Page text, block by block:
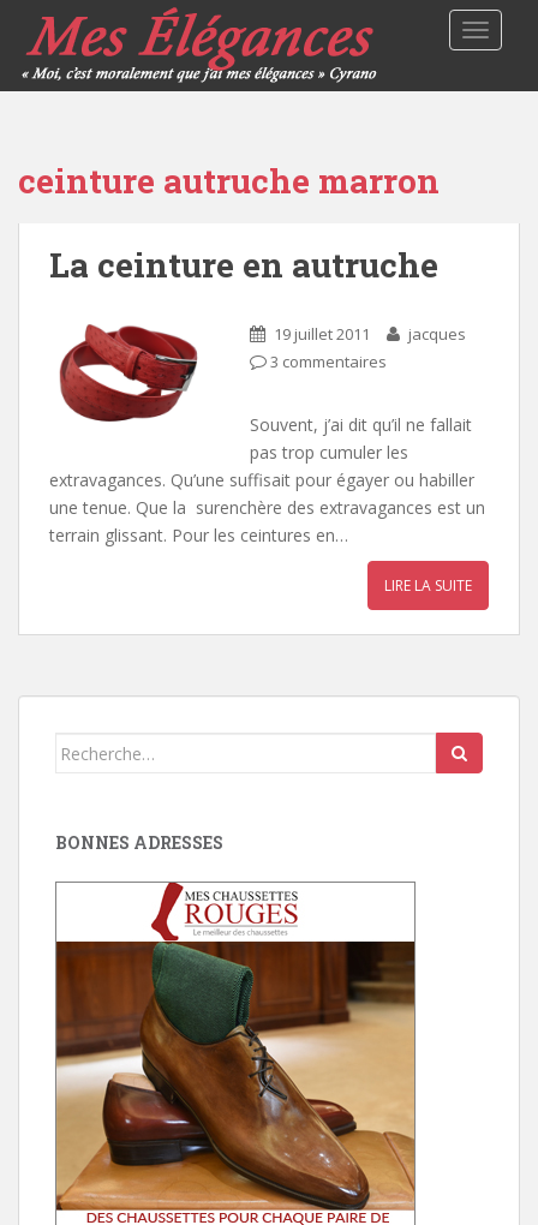
ceinture autruche marron
La ceinture en autruche
19 juillet 2011
jacques
3 commentaires
Souvent, j’ai dit qu’il ne fallait
pas trop cumuler les
extravagances. Qu’une suffisait pour égayer ou habiller
une tenue. Que la surenchère des extravagances est un
terrain glissant. Pour les ceintures en…
LIRE LA SUITE
Search
BONNES ADRESSES